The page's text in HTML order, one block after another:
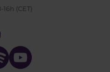
16h (CET)